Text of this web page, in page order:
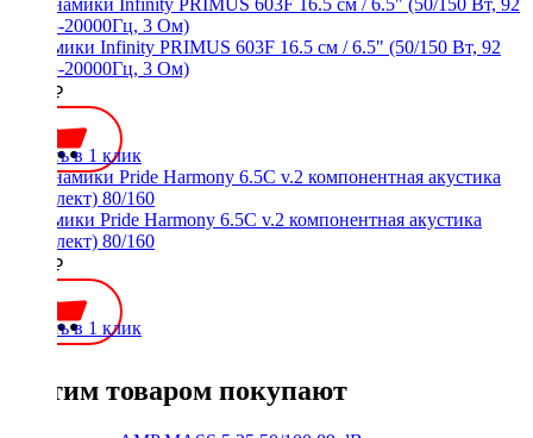
Динамики Infinity PRIMUS 603F 16.5 см / 6.5" (50/150 Вт, 92
дБ, 55-20000Гц, 3 Ом)
7200 ₽
Купить в 1 клик
Динамики Pride Harmony 6.5C v.2 компонентная акустика
(комплект) 80/160
7800 ₽
Купить в 1 клик
С этим товаром покупают